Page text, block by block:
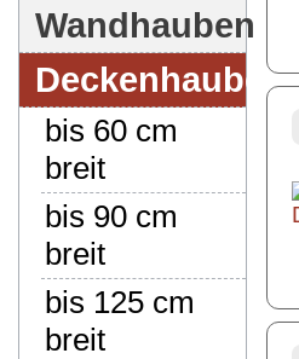
Wandhauben
Deckenhauben
bis 60 cm
breit
bis 90 cm
breit
bis 125 cm
breit